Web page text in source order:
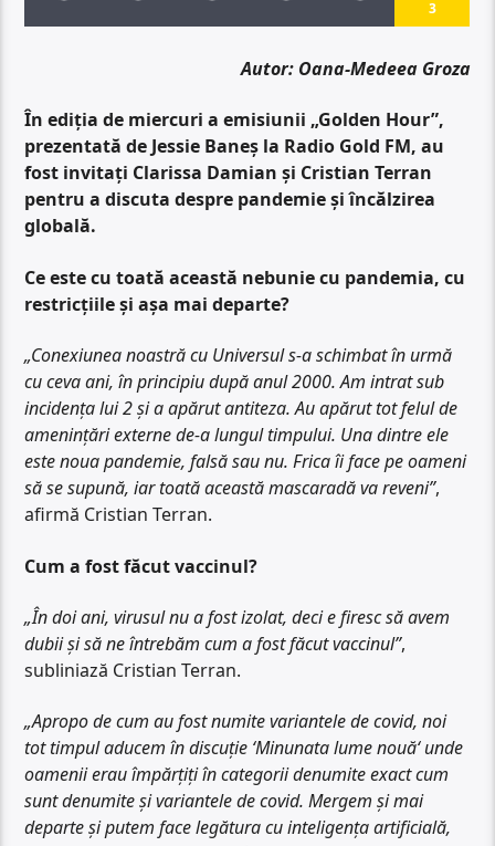
3
Autor: Oana-Medeea Groza
În ediția de miercuri a emisiunii „Golden Hour”,
prezentată de Jessie Baneș la Radio Gold FM, au
fost invitați Clarissa Damian și Cristian Terran
pentru a discuta despre pandemie și încălzirea
globală.
Ce este cu toată această nebunie cu pandemia, cu
restricțiile și așa mai departe?
„Conexiunea noastră cu Universul s-a schimbat în urmă
cu ceva ani, în principiu după anul 2000. Am intrat sub
incidența lui 2 și a apărut antiteza. Au apărut tot felul de
amenințări externe de-a lungul timpului. Una dintre ele
este noua pandemie, falsă sau nu. Frica îi face pe oameni
să se supună, iar toată această mascaradă va reveni”,
afirmă Cristian Terran.
Cum a fost făcut vaccinul?
„În doi ani, virusul nu a fost izolat, deci e firesc să avem
dubii și să ne întrebăm cum a fost făcut vaccinul”,
subliniază Cristian Terran.
„Apropo de cum au fost numite variantele de covid, noi
tot timpul aducem în discuție ‘Minunata lume nouă‘ unde
oamenii erau împărțiți în categorii denumite exact cum
sunt denumite și variantele de covid. Mergem și mai
departe și putem face legătura cu inteligența artificială,